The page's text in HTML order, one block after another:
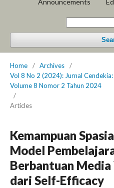
Announcements
Home / Archives
/
Vol 8 No 2 (2024): Jurnal
Volume 8 Nomor 2 Tahun 2024
/
Articles
Kemampuan
Model
Berbantuan
dari Self-Efficacy